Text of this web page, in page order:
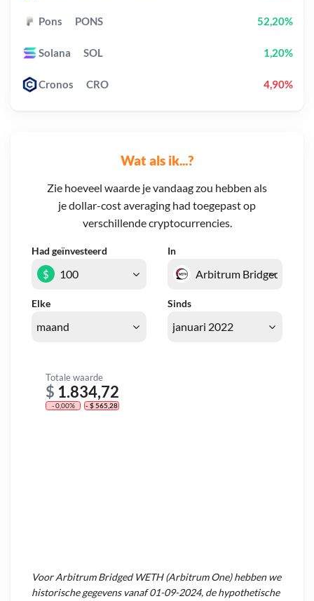
Wat als ik...?
Zie hoeveel waarde je vandaag zou hebben als
je dollar-cost averaging had toegepast op
verschillende cryptocurrencies.
Had geïnvesteerd In
Elke Sinds
$
Totale waarde
$ 1.834,72
- 0,00% - $ 565,28
VoorArbitrum Bridged WETH (Arbitrum One)hebben we
historische gegevens vanaf01-09-2024, de hypothetische
Pons PONS 52,20%
Solana SOL 1,20%
Cronos CRO 4,90%